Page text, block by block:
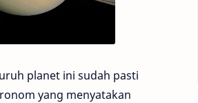
planet ini sudah pasti
yang menyatakan